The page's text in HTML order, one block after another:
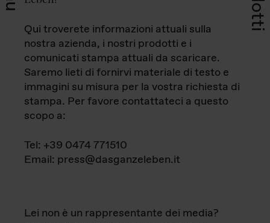
Qui troverete informazioni attuali sulla
nostra azienda, i nostri prodotti e i
comunicati stampa attuali da scaricare.
Saremo lieti di fornirvi materiale di testo e
immagini su misura per la vostra richiesta di
stampa. Per favore contattateci a questo
scopo a:
Tel: +39 0474 771510
Email: press@dasganzeleben.it
Lei non è un rappresentante dei media?